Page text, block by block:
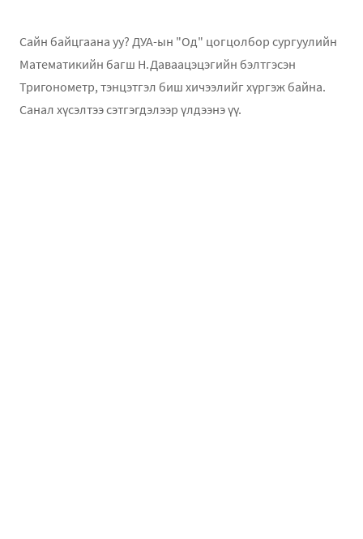
Сайн байцгаана уу? ДУА-ын "Од" цогцолбор сургуулийн
Математикийн багш Н.Даваацэцэгийн бэлтгэсэн
Тригонометр, тэнцэтгэл биш хичээлийг хүргэж байна.
Санал хүсэлтээ сэтгэгдэлээр үлдээнэ үү.